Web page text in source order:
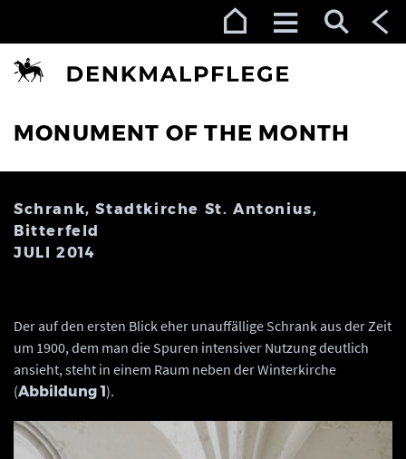
MONUMENT OF THE MONTH
Schrank, Stadtkirche St. Antonius,
Bitterfeld
JULI 2014
Der auf den ersten Blick eher unauffällige Schrank aus der Zeit
um 1900, dem man die Spuren intensiver Nutzung deutlich
ansieht, steht in einem Raum neben der Winterkirche
(Abbildung 1 ).